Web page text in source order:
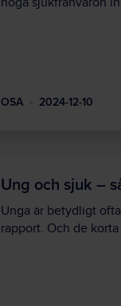
OSA 2024-12-10
Ung och sjuk –
Unga är betydligt
rapport. Och de